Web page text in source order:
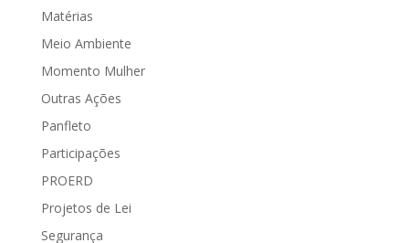
Matérias
Meio Ambiente
Momento Mulher
Outras Ações
Panfleto
Participações
PROERD
Projetos de Lei
Segurança